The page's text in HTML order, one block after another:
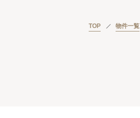
TOP 物件一覧